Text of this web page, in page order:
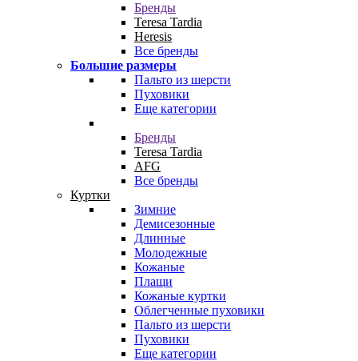
Бренды
Teresa Tardia
Heresis
Все бренды
Большие размеры
Пальто из шерсти
Пуховики
Еще категории
Бренды
Teresa Tardia
AFG
Все бренды
Куртки
Зимние
Демисезонные
Длинные
Молодежные
Кожаные
Плащи
Кожаные куртки
Облегченные пуховики
Пальто из шерсти
Пуховики
Еще категории